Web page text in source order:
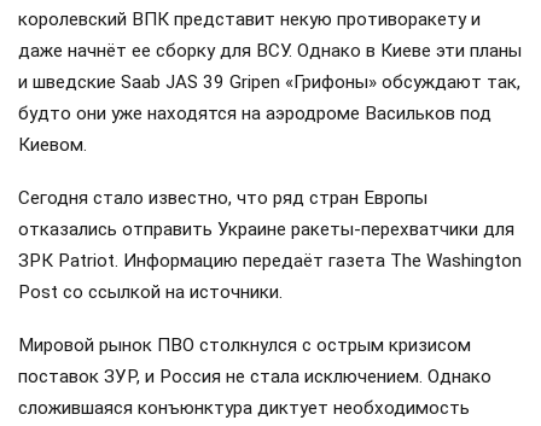
королевский ВПК представит некую противоракету и
даже начнёт ее сборку для ВСУ. Однако в Киеве эти планы
и шведские Saab JAS 39 Gripen «Грифоны» обсуждают так,
будто они уже находятся на аэродроме Васильков под
Киевом.
Сегодня стало известно, что ряд стран Европы
отказались отправить Украине ракеты-перехватчики для
ЗРК Patriot. Информацию передаёт газета The Washington
Post со ссылкой на источники.
Мировой рынок ПВО столкнулся с острым кризисом
поставок ЗУР, и Россия не стала исключением. Однако
сложившаяся конъюнктура диктует необходимость